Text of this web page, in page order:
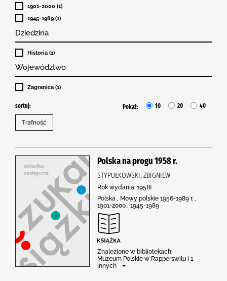
1901-2000 (1)
1945-1989 (1)
Dziedzina
Historia (1)
Województwo
Zagranica (1)
sortuj: Pokaż: 10 20 40
Polska na progu 1958 r.
STYPUŁKOWSKI, ZBIGNIEW
Rok wydania: 1958]
Polska , Mowy polskie 1956-1989 r. ,
1901-2000 , 1945-1989
Znalezione w bibliotekach:
Muzeum Polskie w Rapperswilu i 1
innych